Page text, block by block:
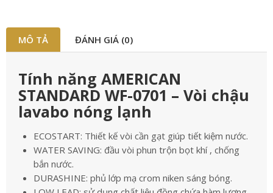
MÔ TẢ ĐÁNH GIÁ (0)
Tính năng AMERICAN
STANDARD WF-0701 – Vòi chậu
lavabo nóng lạnh
ECOSTART: Thiết kế vòi cần gạt giúp tiết kiệm nước.
WATER SAVING: đầu vòi phun trộn bọt khí , chống
bắn nước.
DURASHINE: phủ lớp mạ crom niken sáng bóng.